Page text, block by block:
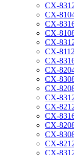
CX-
CX-
CX-
CX-
CX-
CX-
CX-
CX-
CX-
CX-
CX-
CX-
CX-
CX-
CX-
CX-
CX-